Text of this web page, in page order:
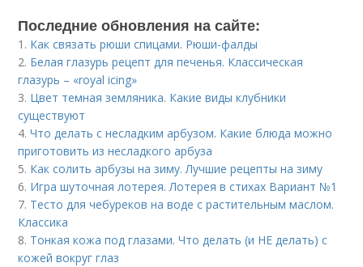
Последние обновления на сайте:
1. Как связать рюши спицами. Рюши-фалды
2. Белая глазурь рецепт для печенья. Классическая
глазурь – «royal icing»
3. Цвет темная земляника. Какие виды клубники
существуют
4.Что делать с несладким арбузом. Какие блюда можно
приготовить из несладкого арбуза
5. Как солить арбузы на зиму. Лучшие рецепты на зиму
6. Игра шуточная лотерея. Лотерея в стихах Вариант №1
7. Тесто для чебуреков на воде с растительным маслом.
Классика
8. Тонкая кожа под глазами. Что делать (и НЕ делать) с
кожей вокруг глаз